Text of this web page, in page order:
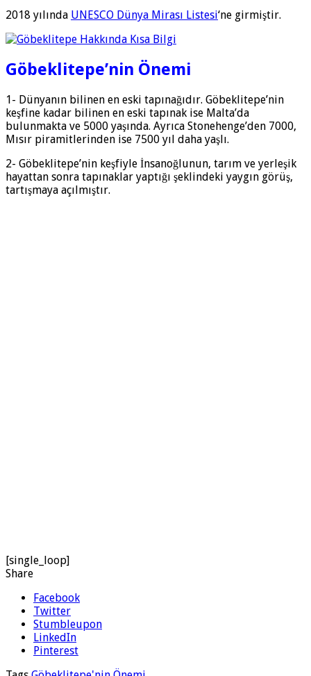
2018 yılında UNESCO Dünya Mirası Listesi‘ne girmiştir.
Göbeklitepe’nin Önemi
1- Dünyanın bilinen en eski tapınağıdır. Göbeklitepe’nin
keşfine kadar bilinen en eski tapınak ise Malta’da
bulunmakta ve 5000 yaşında. Ayrıca Stonehenge’den 7000,
Mısır piramitlerinden ise 7500 yıl daha yaşlı.
2- Göbeklitepe’nin keşfiyle İnsanoğlunun, tarım ve yerleşik
hayattan sonra tapınaklar yaptığı şeklindeki yaygın görüş,
tartışmaya açılmıştır.
[single_loop]
Share
Facebook
Twitter
Stumbleupon
LinkedIn
Pinterest